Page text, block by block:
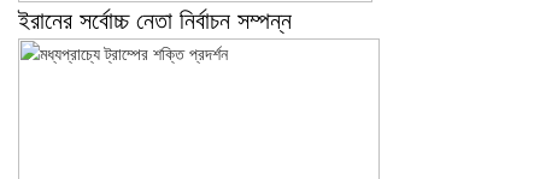
ইরানের সর্বোচ্চ নেতা নির্বাচন সম্পন্ন